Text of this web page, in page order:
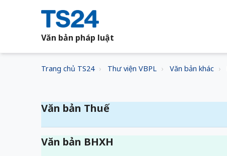
Văn bản pháp luật
Trang chủ TS24 Thư viện VBPL Văn bản khác
Văn bản Thuế
Văn bản BHXH